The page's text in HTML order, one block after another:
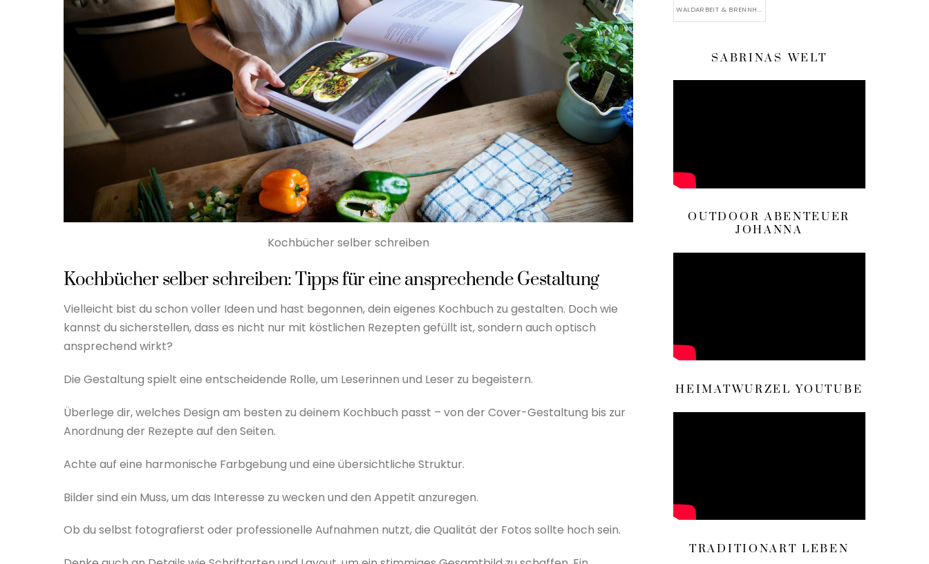
Kochbücher selber schreiben
Kochbücher selber schreiben: Tipps für eine ansprechende Gestaltung
Vielleicht bist du schon voller Ideen und hast begonnen, dein eigenes Kochbuch zu gestalten. Doch wie
kannst du sicherstellen, dass es nicht nur mit köstlichen Rezepten gefüllt ist, sondern auch optisch
ansprechend wirkt?
Die Gestaltung spielt eine entscheidende Rolle, um Leserinnen und Leser zu begeistern.
Überlege dir, welches Design am besten zu deinem Kochbuch passt – von der Cover-Gestaltung bis zur
Anordnung der Rezepte auf den Seiten.
Achte auf eine harmonische Farbgebung und eine übersichtliche Struktur.
Bilder sind ein Muss, um das Interesse zu wecken und den Appetit anzuregen.
Ob du selbst fotografierst oder professionelle Aufnahmen nutzt, die Qualität der Fotos sollte hoch sein.
WALDARBEIT & BRENNHOLZ
SABRINAS WELT
OUTDOOR ABENTEUER
JOHANNA
HEIMATWURZEL YOUTUBE
TRADITIONART LEBEN